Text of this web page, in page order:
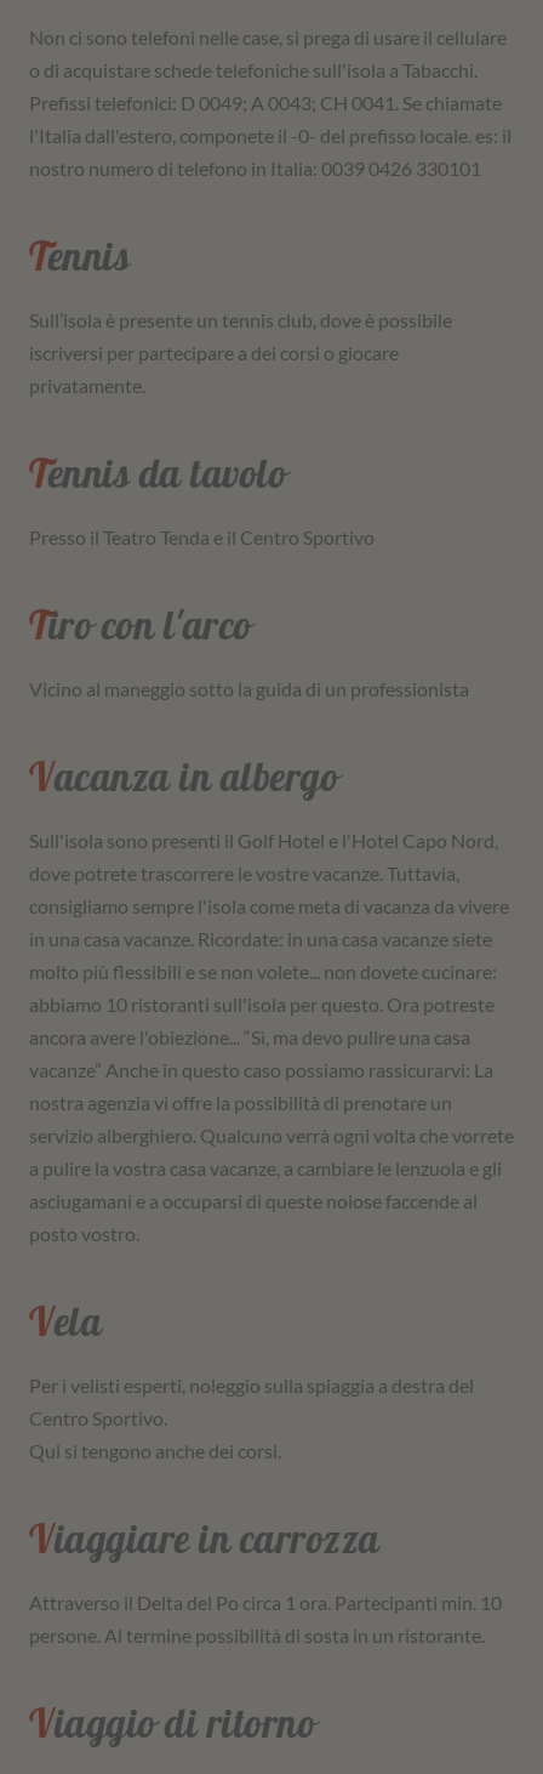
Non ci sono telefoni nelle case, si prega di usare il cellulare
o di acquistare schede telefoniche sull'isola a Tabacchi.
Prefissi telefonici: D 0049; A 0043; CH 0041. Se chiamate
l'Italia dall'estero, componete il -0- del prefisso locale. es: il
nostro numero di telefono in Italia: 0039 0426 330101
Tennis
Sull’isola è presente un tennis club, dove è possibile
iscriversi per partecipare a dei corsi o giocare
privatamente.
Tennis da tavolo
Presso il Teatro Tenda e il Centro Sportivo
Tiro con l'arco
Vicino al maneggio sotto la guida di un professionista
Vacanza in albergo
Sull'isola sono presenti il Golf Hotel e l'Hotel Capo Nord,
dove potrete trascorrere le vostre vacanze. Tuttavia,
consigliamo sempre l'isola come meta di vacanza da vivere
in una casa vacanze. Ricordate: in una casa vacanze siete
molto più flessibili e se non volete... non dovete cucinare:
abbiamo 10 ristoranti sull'isola per questo. Ora potreste
ancora avere l'obiezione... “Sì, ma devo pulire una casa
vacanze” Anche in questo caso possiamo rassicurarvi: La
nostra agenzia vi offre la possibilità di prenotare un
servizio alberghiero. Qualcuno verrà ogni volta che vorrete
a pulire la vostra casa vacanze, a cambiare le lenzuola e gli
asciugamani e a occuparsi di queste noiose faccende al
posto vostro.
Vela
Per i velisti esperti, noleggio sulla spiaggia a destra del
Centro Sportivo.
Qui si tengono anche dei corsi.
Viaggiare in carrozza
Attraverso il Delta del Po circa 1 ora. Partecipanti min. 10
persone. Al termine possibilità di sosta in un ristorante.
Viaggio di ritorno